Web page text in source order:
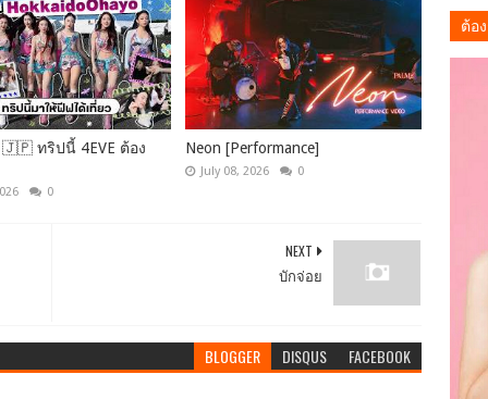
🇯🇵 ทริปนี้ 4EVE ต้อง
0
Neon [Performance]
July 08, 2026 0
NEXT
บักจ่อย
BLOGGER DISQUS FACEBOOK
ต้อ